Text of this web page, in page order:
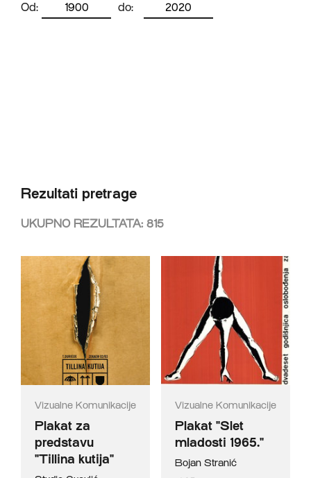
Od: do:
Rezultati pretrage
UKUPNO REZULTATA: 815
Vizualne Komunikacije
Plakat za
predstavu
"Tillina kutija"
Vizualne Komunikacije
Plakat "Slet
mladosti 1965."
Bojan Stranić